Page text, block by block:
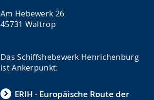
Am Hebewerk 26
45731 Waltrop
Das Schiffshebewerk Henrichenburg
ist Ankerpunkt:
ERIH - Europäische Route der